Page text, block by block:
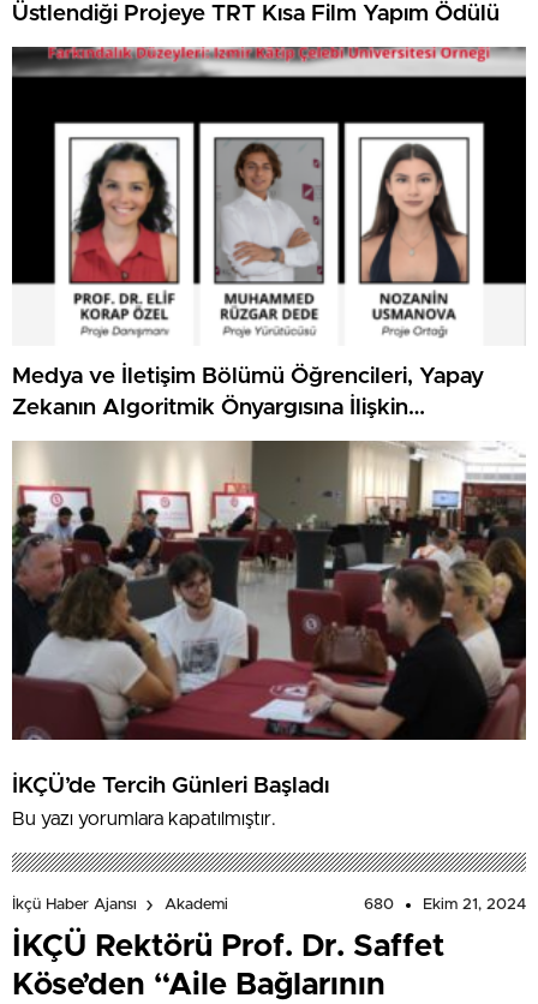
Üstlendiği Projeye TRT Kısa Film Yapım Ödülü
Medya ve İletişim Bölümü Öğrencileri, Yapay
Zekanın Algoritmik Önyargısına İlişkin
Farkındalık Düzeylerini Araştıracak
İKÇÜ’de Tercih Günleri Başladı
Bu yazı yorumlara kapatılmıştır.
İkçü Haber Ajansı Akademi 680 Ekim 21, 2024
İKÇÜ Rektörü Prof. Dr. Saffet
Köse’den “Aile Bağlarının